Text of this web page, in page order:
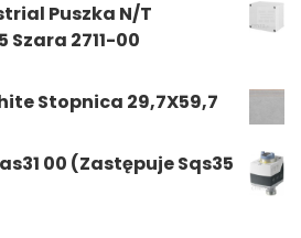
Puszka N/T
Szara 2711-00
Stopnica 29,7X59,7
00 (Zastępuje Sqs35